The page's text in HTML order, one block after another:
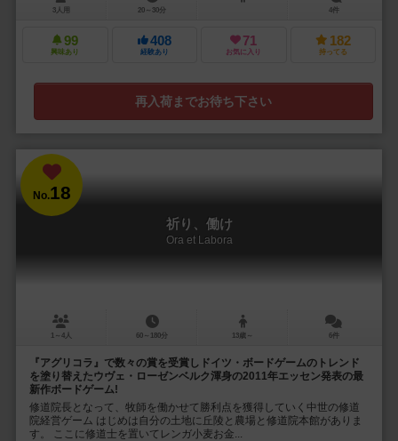
3人用 20～30分 4件
99
興味あり
408
経験あり
71
お気に入り
182
持ってる
再入荷までお待ち下さい
No.18
祈り、働け
Ora et Labora
1～4人 60～180分 13歳～ 6件
『アグリコラ』で数々の賞を受賞しドイツ・ボードゲームのトレンド
を塗り替えたウヴェ・ローゼンベルク渾身の2011年エッセン発表の最
新作ボードゲーム!
修道院長となって、牧師を働かせて勝利点を獲得していく中世の修道
院経営ゲーム はじめは自分の土地に丘陵と農場と修道院本館がありま
す。 ここに修道士を置いてレンガ小麦お金...